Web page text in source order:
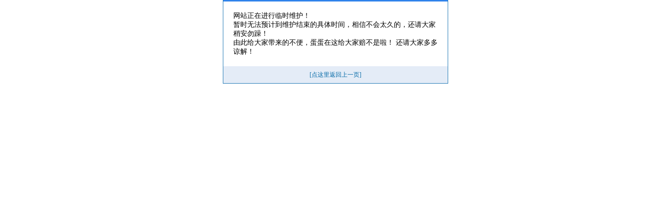
网站正在进行临时维护！
暂时无法预计到维护结束的具体时间，相信不会太久的，还请大家
稍安勿躁！
由此给大家带来的不便，蛋蛋在这给大家赔不是啦！ 还请大家多多
谅解！
[点这里返回上一页]